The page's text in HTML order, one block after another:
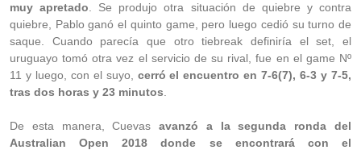
muy apretado . Se produjo otra situación de quiebre y contra
quiebre, Pablo ganó el quinto game, pero luego cedió su turno de
saque. Cuando parecía que otro tiebreak definiría el set, el
uruguayo tomó otra vez el servicio de su rival, fue en el game Nº
11 y luego, con el suyo, cerró el encuentro en 7-6(7), 6-3 y 7-5,
tras dos horas y 23 minutos
De esta manera, Cuevasavanzó a la segunda ronda del
Australian Open 2018 donde se encontrará con el